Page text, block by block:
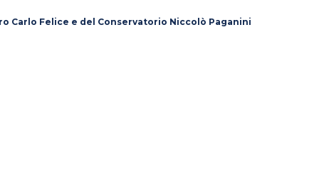
Carlo Felice e del Conservatorio Niccolò Paganini